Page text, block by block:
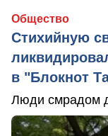
Общество
Стихийную
в "Блокнот
Люди смрадом